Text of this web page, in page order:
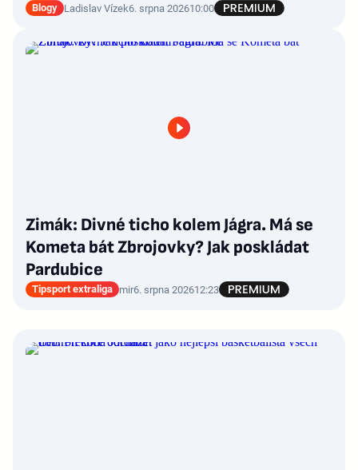
Blogy Ladislav Vízek6. srpna 202610:00
Zimák: Divné ticho kolem Jágra. Má se
Kometa bát Zbrojovky? Jak poskládat
Pardubice
Tipsport extraliga mir6. srpna 202612:23